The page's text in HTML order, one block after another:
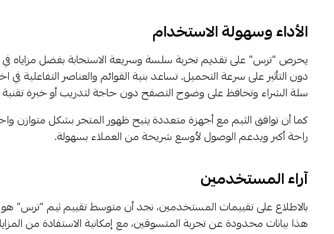
الأداء وسهولة الاستخدام
يحرص “ترس” على تقديم تجربة سلسة وسريعة الاستجابة بفضل مزاياه
دون التأثير على سرعة التحميل. تساعد بنية القوائم والعناصر التفاعلية
سلة الشراء وتحافظ على وضوح التصفح دون حاجة لتدريب أو خبرة
كما أن توافق الثيم مع أجهزة متعددة يتيح ظهور المتجر بشكل متوازن
راحة أكبر ويدعم الوصول لأوسع شريحة من العملاء بسهولة.
آراء المستخدمين
هذا بيانات محدودة عن تجربة المتسوقين، مع إمكانية الاستفادة من